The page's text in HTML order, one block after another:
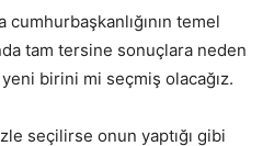
temel
tam tersine sonuçlara neden
birini mi seçmiş olacağız.
seçilirse onun yaptığı gibi